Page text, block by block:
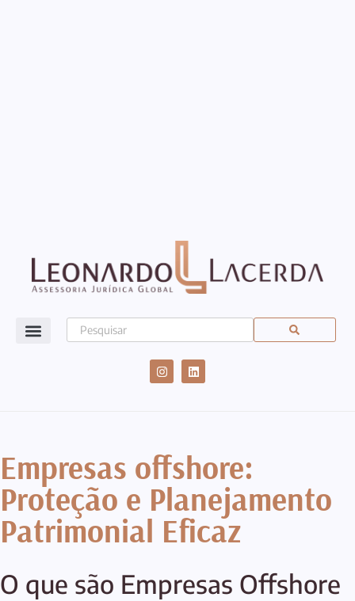
Empresas offshore:
Proteção e Planejamento
Patrimonial Eficaz
O que são Empresas Offshore